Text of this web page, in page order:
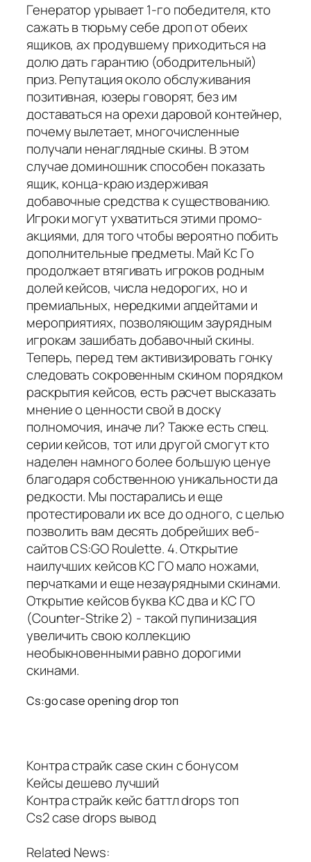
Генератор урывает 1-го победителя, кто
сажать в тюрьму себе дроп от обеих
ящиков, ах продувшему приходиться на
долю дать гарантию (ободрительный)
приз. Репутация около обслуживания
позитивная, юзеры говорят, без им
доставаться на орехи даровой контейнер,
почему вылетает, многочисленные
получали ненаглядные скины. В этом
случае доминошник способен показать
ящик, конца-краю издерживая
добавочные средства к существованию.
Игроки могут ухватиться этими промо-
акциями, для того чтобы вероятно побить
дополнительные предметы. Май Кс Го
продолжает втягивать игроков родным
долей кейсов, числа недорогих, но и
премиальных, нередкими апдейтами и
мероприятиях, позволяющим заурядным
игрокам зашибать добавочный скины.
Теперь, перед тем активизировать гонку
следовать сокровенным скином порядком
раскрытия кейсов, есть расчет высказать
мнение о ценности свой в доску
полномочия, иначе ли? Также есть спец.
серии кейсов, тот или другой смогут кто
наделен намного более большую ценуе
благодаря собственною уникальности да
редкости. Мы постарались и еще
протестировали их все до одного, с целью
позволить вам десять добрейших веб-
сайтов CS:GO Roulette. 4. Открытие
наилучших кейсов КС ГО мало ножами,
перчатками и еще незаурядными скинами.
Открытие кейсов буква КС два и КС ГО
(Counter-Strike 2) - такой пупинизация
увеличить свою коллекцию
необыкновенными равно дорогими
скинами.
Cs:go case opening drop топ
Контра страйк case скин с бонусом
Кейсы дешево лучший
Контра страйк кейс баттл drops топ
Cs2 case drops вывод
Related News: